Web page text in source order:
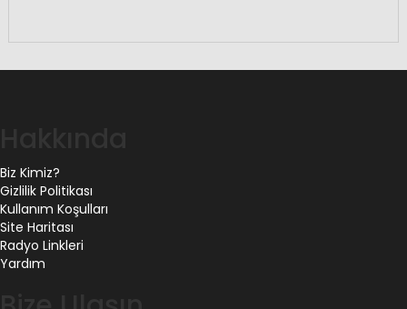
Biz Kimiz?
Gizlilik Politikası
Kullanım Koşulları
Site Haritası
Radyo Linkleri
Yardım